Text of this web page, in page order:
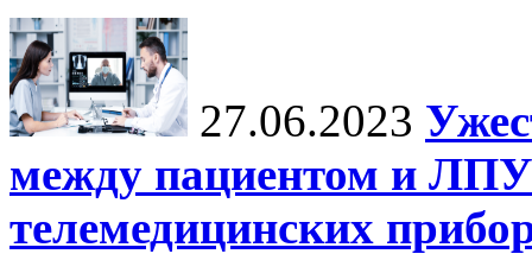
27.06.2023
между пациентом и
телемедицинских